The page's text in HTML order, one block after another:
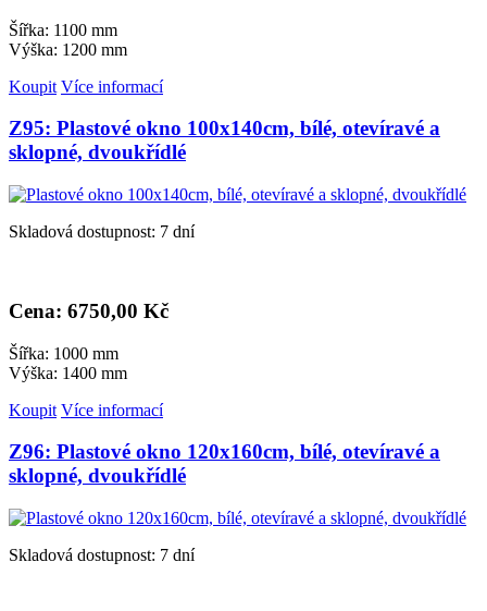
Šířka: 1100 mm
Výška: 1200 mm
Koupit Více informací
Z95: Plastové okno 100x140cm, bílé, otevíravé a
sklopné, dvoukřídlé
Skladová dostupnost: 7 dní
Cena: 6750,00 Kč
Šířka: 1000 mm
Výška: 1400 mm
Koupit Více informací
Z96: Plastové okno 120x160cm, bílé, otevíravé a
sklopné, dvoukřídlé
Skladová dostupnost: 7 dní